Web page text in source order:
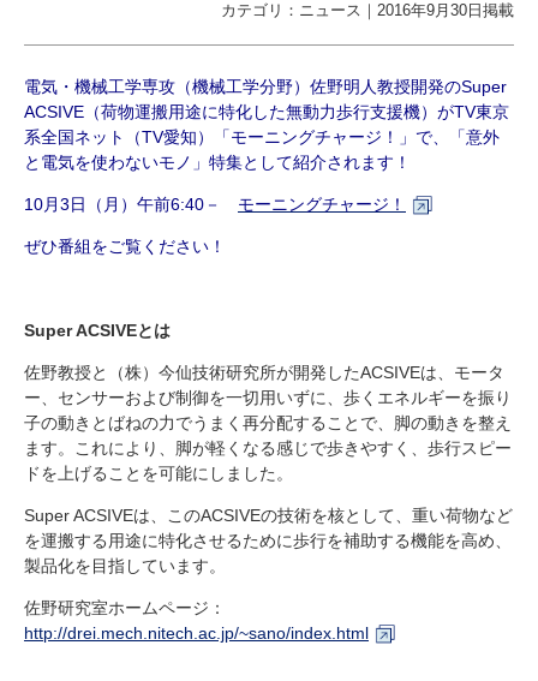
研究・教員Navi
受験生 在学生
企業・研究者
地域・一般
キャンパスマップ
カテゴリ：ニュース｜2016年9月30日掲載
電気・機械工学専攻（機械工学分野）佐野明人教授開発のSuper
ACSIVE （荷物運搬用途に特化した無動力歩行支援機）がTV東京
系全国ネット（TV愛知）「モーニングチャージ！」で、「意外
と電気を使わないモノ」特集として紹介されます！
10月3日（月）午前6:40 － モーニングチャージ！
ぜひ番組をご覧ください！
Super ACSIVEとは
佐野教授と（株）今仙技術研究所が開発したACSIVEは、モータ
ー、センサーおよび制御を一切用いずに、歩くエネルギーを振り
子の動きとばねの力でうまく再分配することで、脚の動きを整え
ます。これにより、脚が軽くなる感じで歩きやすく、歩行スピー
ドを上げることを可能にしました。
Super ACSIVEは、このACSIVEの技術を核として、重い荷物など
を運搬する用途に特化させるために歩行を補助する機能を高め、
製品化を目指しています。
佐野研究室ホームページ：
http://drei.mech.nitech.ac.jp/~sano/index.html